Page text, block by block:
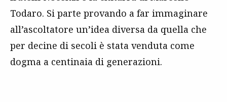
Todaro. Si parte provando a far immaginare
all’ascoltatore un’idea diversa da quella che
per decine di secoli è stata venduta come
dogma a centinaia di generazioni.